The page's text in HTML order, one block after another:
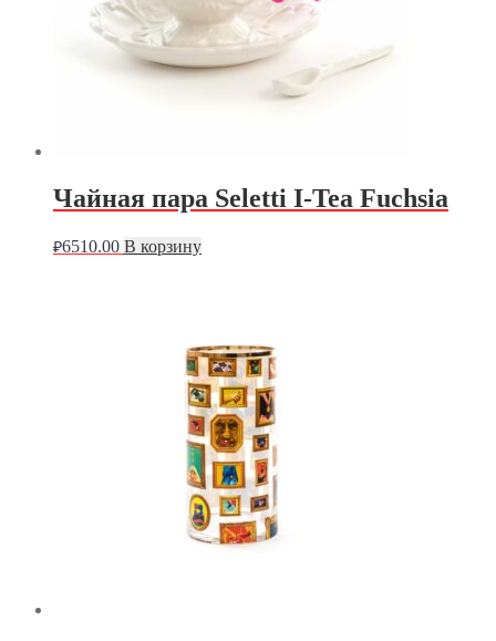
Чайная пара Seletti I-Tea Fuchsia
₽6510.00 В корзину